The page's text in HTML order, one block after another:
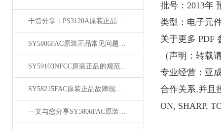
干货分享：PS3120A原装正品使用中的那些常见故障与解决技巧
SY5806FAC原装正品常见问题及对应解决办法大公开
SY59103NFCC原装正品的规范存放管理体系介绍
SY58215FAC原装正品故障现象相应的解决方法介绍
一文与您分享SY5806FAC原装正品的常见问题相应解决方法
批号： 2013年
类型：电子元
关于更多 PDF
（ 声明：转载
专业经营：亚
合作关系,并且
ON, SHARP,